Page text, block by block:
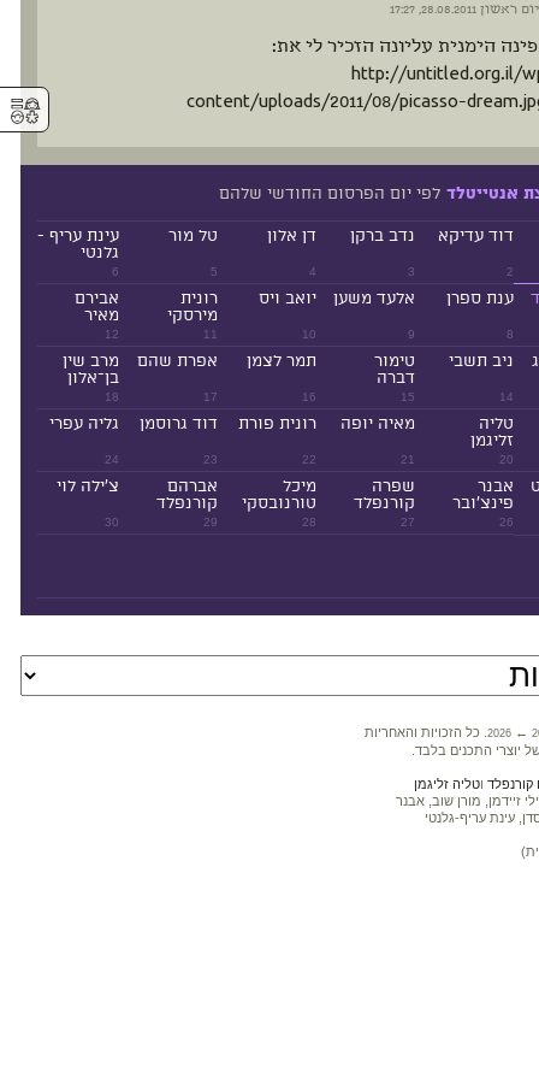
יום ראשון
הימנית עליונה הזכיר לי את:
[img]http://untitled.org.il/
content/uploads/2011/08/picasso-
אנטייטלד לפי יום הפרסום החודשי שלהם
2
דוד עדיקא
3
נדב ברקן
4
דן אלון
5
טל מור
6
עינת עריף -
גלנטי
8
ענת ספרן
9
אלעד משען
10
יואב ויס
11
רונית
מירסקי
12
אבירם
מאיר
14
ניב תשבי
15
טימור
דברה
16
תמר לצמן
17
אפרת שהם
18
מרב שין
בן־אלון
20
טליה
זליגמן
21
מאיה יופה
22
רונית פורת
23
דוד גרוסמן
24
גליה עפרי
26
אבנר
פינצ'ובר
27
שפרה
קורנפלד
28
מיכל
טורנובסקי
29
אברהם
קורנפלד
30
צ'ילה לוי
2026 ←
. כל הזכויות והאחריות
יוצרי התכנים בלבד.
וטליה זליגמן
זיידמן, מורן שוב, אבנר
עינת עריף-גלנטי
⚥︎